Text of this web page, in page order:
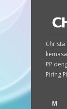
PP
Piring
M